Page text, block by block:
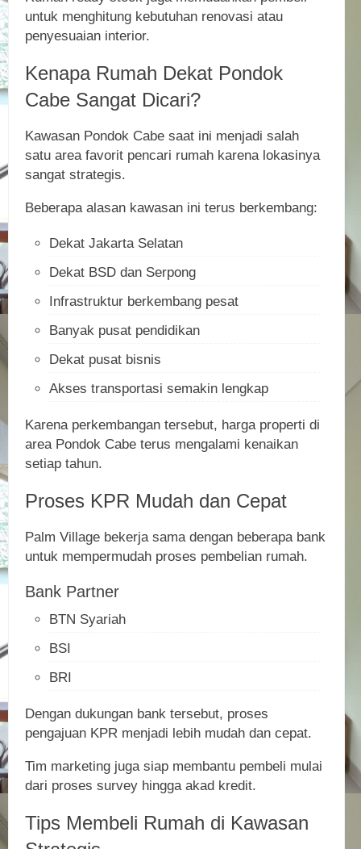
untuk menghitung kebutuhan renovasi atau
penyesuaian interior.
Kenapa Rumah Dekat Pondok
Cabe Sangat Dicari?
Kawasan Pondok Cabe saat ini menjadi salah
satu area favorit pencari rumah karena lokasinya
sangat strategis.
Beberapa alasan kawasan ini terus berkembang:
Dekat Jakarta Selatan
Dekat BSD dan Serpong
Infrastruktur berkembang pesat
Banyak pusat pendidikan
Dekat pusat bisnis
Akses transportasi semakin lengkap
Karena perkembangan tersebut, harga properti di
area Pondok Cabe terus mengalami kenaikan
setiap tahun.
Proses KPR Mudah dan Cepat
Palm Village bekerja sama dengan beberapa bank
untuk mempermudah proses pembelian rumah.
Bank Partner
BTN Syariah
BSI
BRI
Dengan dukungan bank tersebut, proses
pengajuan KPR menjadi lebih mudah dan cepat.
Tim marketing juga siap membantu pembeli mulai
dari proses survey hingga akad kredit.
Tips Membeli Rumah di Kawasan